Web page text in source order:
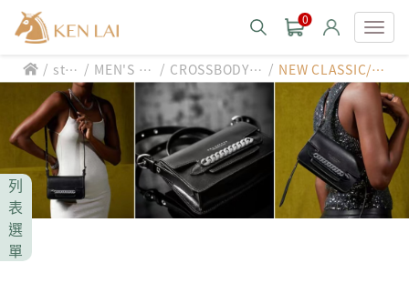
0
款式分類 style
男士包款 MEN'S BAG
男士夾款 MEN'S WALLET
男士皮帶 MEN'S BELT
CHIARUGI
男士包款 MEN'S BAG
男士夾款 MEN'S WALLET
男士皮帶 MEN'S BELT
CUMAR
Roberta di Camerino
/ styl
e
/ MEN'S B
AG
/ CROSSBODY B
AG
/ NEW CLASSIC/側
背包
列
表
選
單